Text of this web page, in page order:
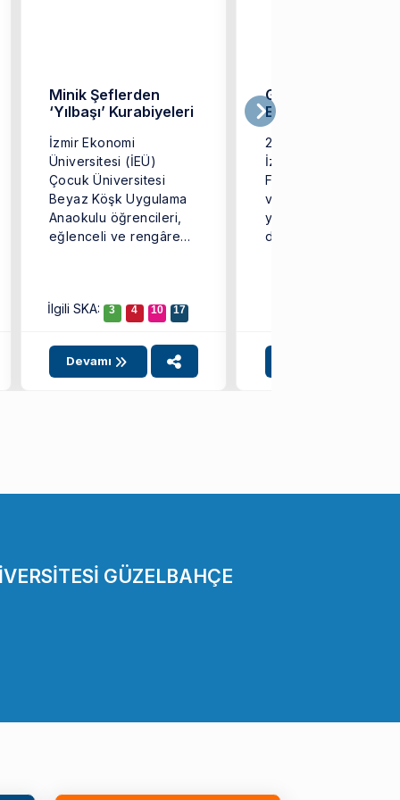
Minik Şeflerden
‘Yılbaşı’ Kurabiyeleri
İzmir Ekonomi
Üniversitesi (İEÜ)
Çocuk Üniversitesi
Beyaz Köşk Uygulama
Anaokulu öğrencileri,
eğlenceli ve rengârenk
İlgili SKA:
3 4 10 17
Devamı
GastroFest’te İzmir
Ekonomi Rüzgarı
2 Kasım 2025
İzmir Tarihi Havagazı
Fabrikası’nda “Yemek
ve Sanat” temasıyla
yıl sekizincisi
düzenlenen
GÜZELBAHÇE